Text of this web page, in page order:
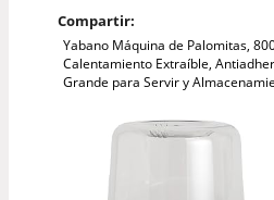
Compartir:
Yabano Máquina de Palomitas,
Calentamiento Extraíble,
Grande para Servir y